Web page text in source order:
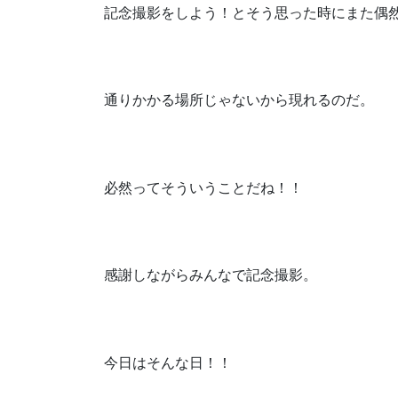
記念撮影をしよう！とそう思った時にまた偶
通りかかる場所じゃないから現れるのだ。
必然ってそういうことだね！！
感謝しながらみんなで記念撮影。
今日はそんな日！！